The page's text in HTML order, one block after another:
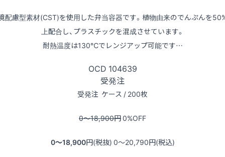
配慮型素材(CST)を使用した弁当容器です。植物由来のでんぷんを
上配合し、プラスチックを混成させています。
耐熱温度は130℃でレンジアップ可能です…
OCD 104639
受発注
受発注 ケース / 200枚
0〜18,900円0%OFF
0〜18,900円(税抜) 0〜20,790円(税込)